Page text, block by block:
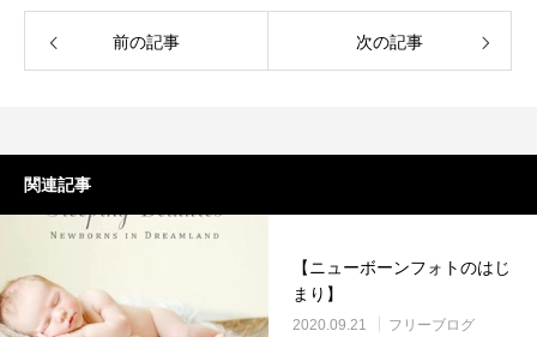
前の記事 次の記事
関連記事
【ニューボーンフォトのはじ
まり】
2020.09.21 フリーブログ